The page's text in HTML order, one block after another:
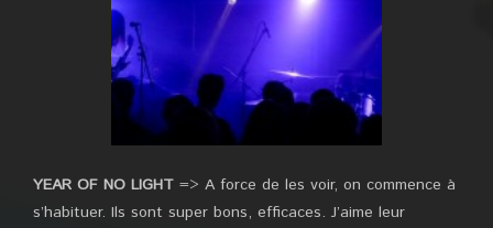
YEAR OF NO LIGHT => A force de les voir, on commence à
s’habituer. Ils sont super bons, efficaces. J’aime leur